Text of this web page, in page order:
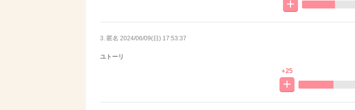
3. 匿名 2024/06/09(日) 17:53:37
ユトーリ
+25